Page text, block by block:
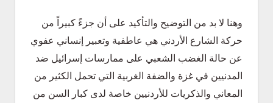
وهنا لا بد من التوضيح والتأكيد على أن جزءً كبيراً من
حركة الشارع الأردني هي عاطفية وتعبير إنساني عفوي
عن حالة الغضب الشعبي على ممارسات إسرائيل ضد
المدنيين في غزة والضفة الغربية التي تحمل الكثير من
المعاني والذكريات للأردنيين خاصة لدى كبار السن من